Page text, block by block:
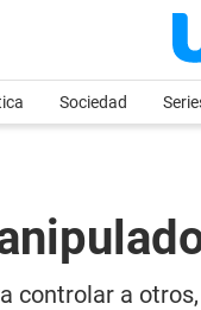
Sociedad
a